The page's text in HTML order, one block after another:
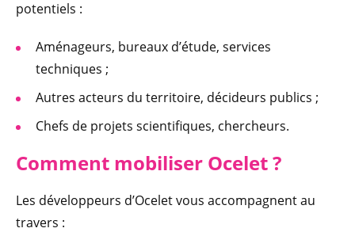
potentiels :
Aménageurs, bureaux d’étude, services
techniques ;
Autres acteurs du territoire, décideurs publics ;
Chefs de projets scientifiques, chercheurs.
Comment mobiliser Ocelet ?
Les développeurs d’Ocelet vous accompagnent au
travers :